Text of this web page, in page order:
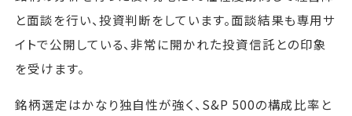
と面談を行い、投資判断をしています。面談結果も専用サ
イトで公開している、非常に開かれた投資信託との印象
を受けます。
銘柄選定はかなり独自性が強く、S&P 500の構成比率と